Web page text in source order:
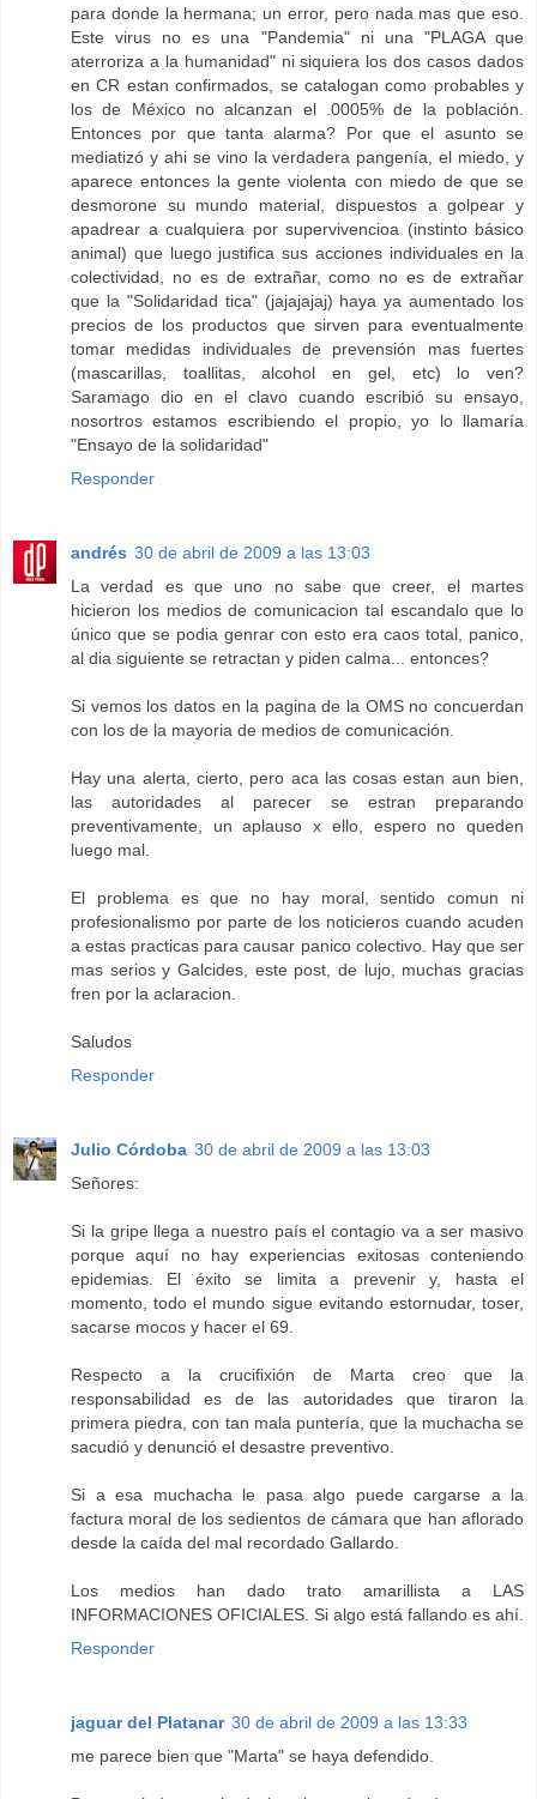
para donde la hermana; un error, pero nada mas que eso.
Este virus no es una "Pandemia" ni una "PLAGA que
aterroriza a la humanidad" ni siquiera los dos casos dados
en CR estan confirmados, se catalogan como probables y
los de México no alcanzan el .0005% de la población.
Entonces por que tanta alarma? Por que el asunto se
mediatizó y ahi se vino la verdadera pangenía, el miedo, y
aparece entonces la gente violenta con miedo de que se
desmorone su mundo material, dispuestos a golpear y
apadrear a cualquiera por supervivencioa (instinto básico
animal) que luego justifica sus acciones individuales en la
colectividad, no es de extrañar, como no es de extrañar
que la "Solidaridad tica" (jajajajaj) haya ya aumentado los
precios de los productos que sirven para eventualmente
tomar medidas individuales de prevensión mas fuertes
(mascarillas, toallitas, alcohol en gel, etc) lo ven?
Saramago dio en el clavo cuando escribió su ensayo,
nosortros estamos escribiendo el propio, yo lo llamaría
"Ensayo de la solidaridad"
Responder
andrés 30 de abril de 2009 a las 13:03
La verdad es que uno no sabe que creer, el martes
hicieron los medios de comunicacion tal escandalo que lo
único que se podia genrar con esto era caos total, panico,
al dia siguiente se retractan y piden calma... entonces?
Si vemos los datos en la pagina de la OMS no concuerdan
con los de la mayoria de medios de comunicación.
Hay una alerta, cierto, pero aca las cosas estan aun bien,
las autoridades al parecer se estran preparando
preventivamente, un aplauso x ello, espero no queden
luego mal.
El problema es que no hay moral, sentido comun ni
profesionalismo por parte de los noticieros cuando acuden
a estas practicas para causar panico colectivo. Hay que ser
mas serios y Galcides, este post, de lujo, muchas gracias
fren por la aclaracion.
Saludos
Responder
Julio Córdoba 30 de abril de 2009 a las 13:03
Señores:
Si la gripe llega a nuestro país el contagio va a ser masivo
porque aquí no hay experiencias exitosas conteniendo
epidemias. El éxito se limita a prevenir y, hasta el
momento, todo el mundo sigue evitando estornudar, toser,
sacarse mocos y hacer el 69.
Respecto a la crucifixión de Marta creo que la
responsabilidad es de las autoridades que tiraron la
primera piedra, con tan mala puntería, que la muchacha se
sacudió y denunció el desastre preventivo.
Si a esa muchacha le pasa algo puede cargarse a la
factura moral de los sedientos de cámara que han aflorado
desde la caída del mal recordado Gallardo.
Los medios han dado trato amarillista a LAS
INFORMACIONES OFICIALES. Si algo está fallando es ahí.
Responder
jaguar del Platanar 30 de abril de 2009 a las 13:33
me parece bien que "Marta" se haya defendido.